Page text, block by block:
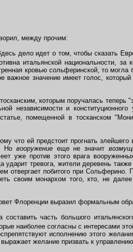
между прочим:
дело идет о том, чтобы сказать
итальянской национальности,
кровью сольферинской, то могла
важное значение имеет голос,
которым поручалась теперь
независимости и
помещенной в тосканском
что ей предстоит прогнать злейшего
Но вооружение еще не значит
уже против этого врага
ударит тревога, жители деревень
отвергает побитого при Сольферино.
своим монархом того, кто, не
Флоренции выразил формальным
часть большого
наиболее согласны с интересами
исполнению этого
желание призвать к